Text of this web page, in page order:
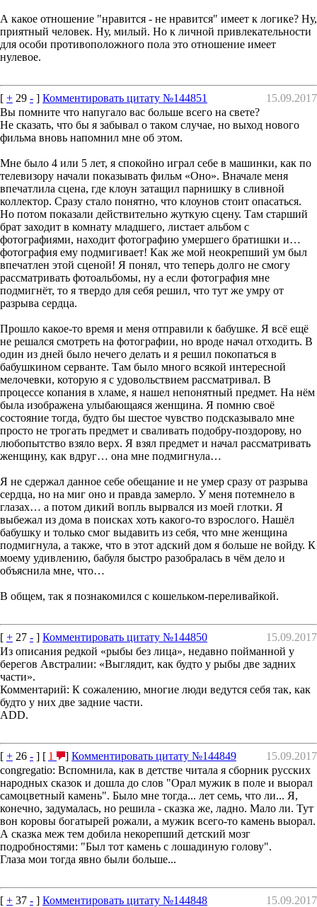
А какое отношение "нравится - не нравится" имеет к логике? Ну,
приятный человек. Ну, милый. Но к личной привлекательности
для особи противоположного пола это отношение имеет
нулевое.
[ + 29 - ] Комментировать цитату №144851
15.09.2017
Вы помните что напугало вас больше всего на свете?
Не сказать, что бы я забывал о таком случае, но выход нового
фильма вновь напомнил мне об этом.
Мне было 4 или 5 лет, я спокойно играл себе в машинки, как по
телевизору начали показывать фильм «Оно». Вначале меня
впечатлила сцена, где клоун затащил парнишку в сливной
коллектор. Сразу стало понятно, что клоунов стоит опасаться.
Но потом показали действительно жуткую сцену. Там старший
брат заходит в комнату младшего, листает альбом с
фотографиями, находит фотографию умершего братишки и…
фотография ему подмигивает! Как же мой неокрепший ум был
впечатлен этой сценой! Я понял, что теперь долго не смогу
рассматривать фотоальбомы, ну а если фотография мне
подмигнёт, то я твердо для себя решил, что тут же умру от
разрыва сердца.
Прошло какое-то время и меня отправили к бабушке. Я всё ещё
не решался смотреть на фотографии, но вроде начал отходить. В
один из дней было нечего делать и я решил покопаться в
бабушкином серванте. Там было много всякой интересной
мелочевки, которую я с удовольствием рассматривал. В
процессе копания в хламе, я нашел непонятный предмет. На нём
была изображена улыбающаяся женщина. Я помню своё
состояние тогда, будто бы шестое чувство подсказывало мне
просто не трогать предмет и сваливать подобру-поздорову, но
любопытство взяло верх. Я взял предмет и начал рассматривать
женщину, как вдруг… она мне подмигнула…
Я не сдержал данное себе обещание и не умер сразу от разрыва
сердца, но на миг оно и правда замерло. У меня потемнело в
глазах… а потом дикий вопль вырвался из моей глотки. Я
выбежал из дома в поисках хоть какого-то взрослого. Нашёл
бабушку и только смог выдавить из себя, что мне женщина
подмигнула, а также, что в этот адский дом я больше не войду. К
моему удивлению, бабуля быстро разобралась в чём дело и
объяснила мне, что…
В общем, так я познакомился с кошельком-переливайкой.
[ + 27 - ] Комментировать цитату №144850
15.09.2017
Из описания редкой «рыбы без лица», недавно пойманной у
берегов Австралии: «Выглядит, как будто у рыбы две задних
части».
Комментарий: К сожалению, многие люди ведутся себя так, как
будто у них две задние части.
ADD.
[ + 26 - ] [ 1 ] Комментировать цитату №144849
15.09.2017
congregatio: Вспомнила, как в детстве читала я сборник русских
народных сказок и дошла до слов "Орал мужик в поле и выорал
самоцветный камень". Было мне тогда... лет семь, что ли... Я,
конечно, задумалась, но решила - сказка же, ладно. Мало ли. Тут
вон коровы богатырей рожали, а мужик всего-то камень выорал.
А сказка меж тем добила некорепший детский мозг
подробностями: "Был тот камень с лошадиную голову".
Глаза мои тогда явно были больше...
[ + 37 - ] Комментировать цитату №144848
15.09.2017